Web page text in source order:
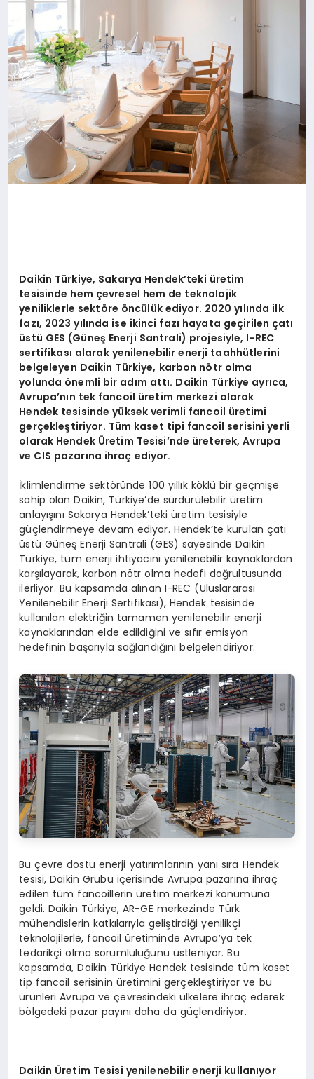
Daikin Türkiye, Sakarya Hendek’teki üretim
tesisinde hem çevresel hem de teknolojik
yeniliklerle sektöre öncülük ediyor. 2020 yılında ilk
fazı, 2023 yılında ise ikinci fazı hayata geçirilen çatı
üstü GES (Güneş Enerji Santrali) projesiyle, I-REC
sertifikası alarak yenilenebilir enerji taahhütlerini
belgeleyen Daikin Türkiye, karbon nötr olma
yolunda önemli bir adım attı. Daikin Türkiye ayrıca,
Avrupa’nın tek fancoil üretim merkezi olarak
Hendek tesisinde yüksek verimli fancoil üretimi
gerçekleştiriyor. Tüm kaset tipi fancoil serisini yerli
olarak Hendek Üretim Tesisi’nde üreterek,Avrupa
ve CIS pazarına ihraç ediyor.
İklimlendirme sektöründe 100 yıllık köklü bir geçmişe
sahip olan Daikin, Türkiye’de sürdürülebilir üretim
anlayışını Sakarya Hendek’teki üretim tesisiyle
güçlendirmeye devam ediyor. Hendek’te kurulan çatı
üstü Güneş Enerji Santrali (GES) sayesinde Daikin
Türkiye, tüm enerji ihtiyacını yenilenebilir kaynaklardan
karşılayarak, karbon nötr olma hedefi doğrultusunda
ilerliyor. Bu kapsamda alınan I-REC (Uluslararası
Yenilenebilir Enerji Sertifikası), Hendek tesisinde
kullanılan elektriğin tamamen yenilenebilir enerji
kaynaklarından elde edildiğini ve sıfır emisyon
hedefinin başarıyla sağlandığını belgelendiriyor.
Bu çevre dostu enerji yatırımlarının yanı sıra Hendek
tesisi, Daikin Grubu içerisinde Avrupa pazarına ihraç
edilen tüm fancoillerin üretim merkezi konumuna
geldi. Daikin Türkiye, AR-GE merkezinde Türk
mühendislerin katkılarıyla geliştirdiği yenilikçi
teknolojilerle, fancoil üretiminde Avrupa’ya tek
tedarikçi olma sorumluluğunu üstleniyor. Bu
kapsamda, Daikin Türkiye Hendek tesisinde tüm kaset
tip fancoil serisinin üretimini gerçekleştiriyor ve bu
ürünleri Avrupa ve çevresindeki ülkelere ihraç ederek
bölgedeki pazar payını daha da güçlendiriyor.
Daikin Üretim Tesisi yenilenebilir enerji kullanıyor